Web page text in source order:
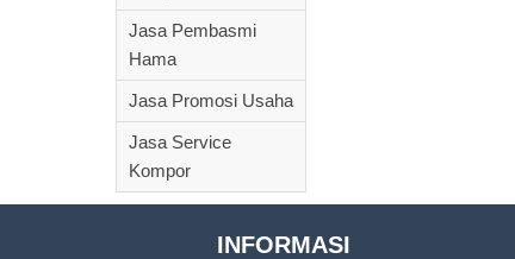
Jasa Pembasmi
Hama
Jasa Promosi Usaha
Jasa Service
Kompor
INFORMASI